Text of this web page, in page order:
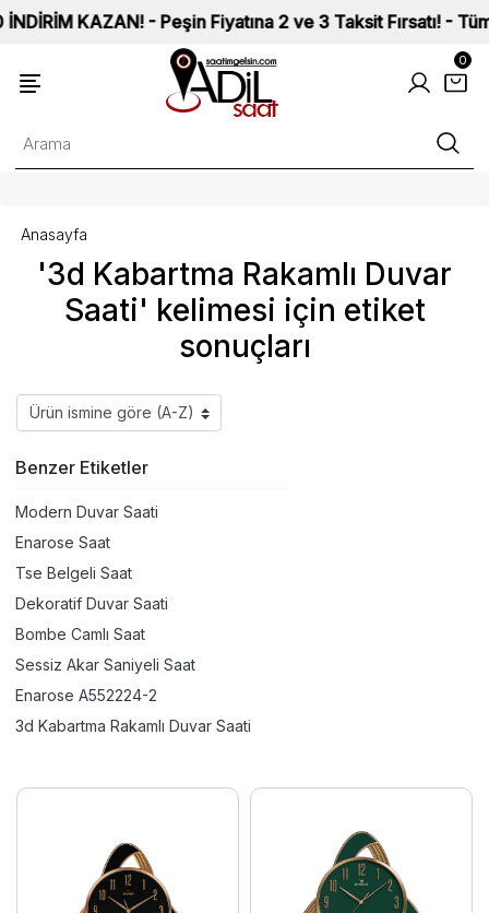
KAZAN! - Peşin Fiyatına 2 ve 3 Taksit Fırsatı! -
0
'3d Kabartma Rakamlı Duvar
Saati' kelimesi için etiket
sonuçları
Anasayfa
Benzer Etiketler
Modern Duvar Saati
Enarose Saat
Tse Belgeli Saat
Dekoratif Duvar Saati
Bombe Camlı Saat
Sessiz Akar Saniyeli Saat
Enarose A552224-2
3d Kabartma Rakamlı Duvar Saati